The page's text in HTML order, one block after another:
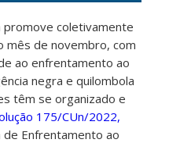
promove coletivamente
mês de novembro, com
ao enfrentamento ao
negra e quilombola
têm se organizado e
175/CUn/2022,
de Enfrentamento ao